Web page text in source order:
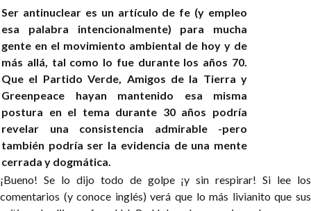
Ser antinuclear es un artículo de fe (y empleo
esa palabra intencionalmente) para mucha
gente en el movimiento ambiental de hoy y de
más allá, tal como lo fue durante los años 70.
Que el Partido Verde, Amigos de la Tierra y
Greenpeace hayan mantenido esa misma
postura en el tema durante 30 años podría
revelar una consistencia admirable -pero
también podría ser la evidencia de una mente
cerrada y dogmática.
¡Bueno! Se lo dijo todo de golpe ¡y sin respirar! Si lee los
comentarios (y conoce inglés) verá que lo más livianito que sus